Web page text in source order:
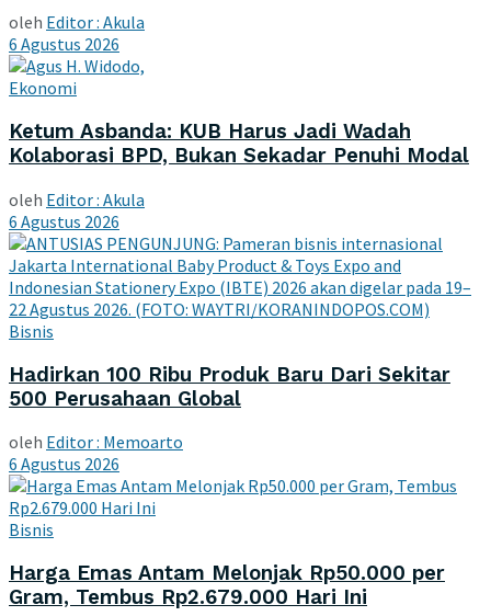
oleh Editor : Akula
6 Agustus 2026
Ekonomi
Ketum Asbanda: KUB Harus Jadi Wadah
Kolaborasi BPD, Bukan Sekadar Penuhi Modal
oleh Editor : Akula
6 Agustus 2026
Bisnis
Hadirkan 100 Ribu Produk Baru Dari Sekitar
500 Perusahaan Global
oleh Editor : Memoarto
6 Agustus 2026
Bisnis
Harga Emas Antam Melonjak Rp50.000 per
Gram, Tembus Rp2.679.000 Hari Ini